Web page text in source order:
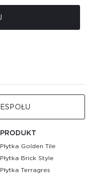
PRODUKT
Płytka Golden Tile
Płytka Brick Style
Płytka Terragres